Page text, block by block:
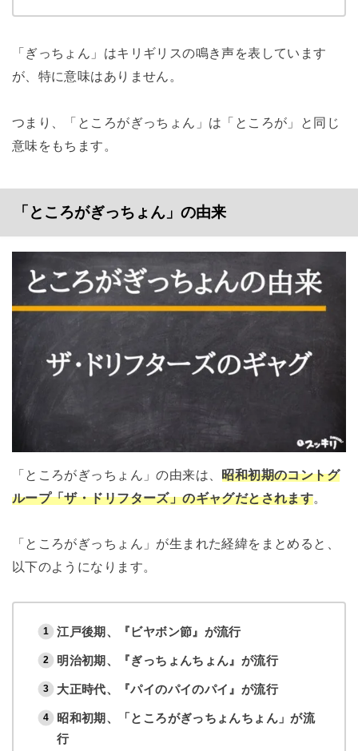
「ぎっちょん」はキリギリスの鳴き声を表しています
が、特に意味はありません。
つまり、「ところがぎっちょん」は「ところが」と同じ
意味をもちます。
「ところがぎっちょん」の由来
「ところがぎっちょん」の由来は、 昭和初期のコントグ
ループ「ザ・ドリフターズ」のギャグだとされます
「ところがぎっちょん」が生まれた経緯をまとめると、
以下のようになります。
江戸後期、『ビヤボン節』が流行
明治初期、『ぎっちょんちょん』が流行
大正時代、『パイのパイのパイ』が流行
昭和初期、「ところがぎっちょんちょん」が流
行